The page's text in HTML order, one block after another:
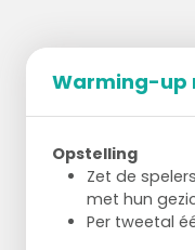
Warming-up
Opstelling
Zet de
met hun
Per tweetal